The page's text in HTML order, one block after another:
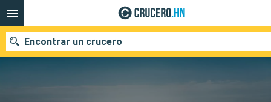
Encontrar un crucero